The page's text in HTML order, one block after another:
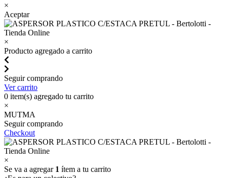
×
Aceptar
×
Producto agregado a carrito
Seguir comprando
Ver carrito
0 item(s) agregado tu carrito
×
MUTMA
Seguir comprando
Checkout
×
Se va a agregar 1 ítem a tu carrito